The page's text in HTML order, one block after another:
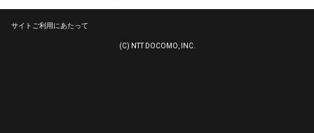
サイトご利用にあたって
(C) NTT DOCOMO, INC.